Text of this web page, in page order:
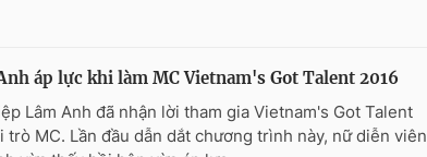
áp lực khi làm MC Vietnam's Got Talent 2016
Lâm Anh đã nhận lời tham gia Vietnam's Got Talent
trò MC. Lần đầu dẫn dắt chương trình này, nữ diễn viên